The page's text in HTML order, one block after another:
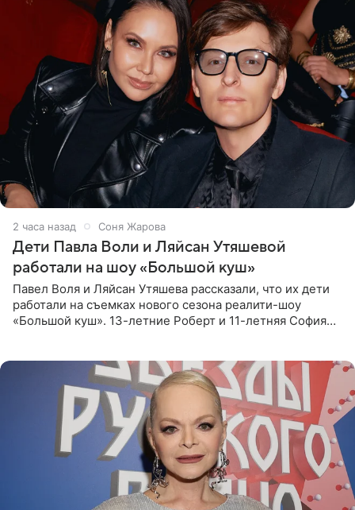
2 часа назад Соня Жарова
Дети Павла Воли и Ляйсан Утяшевой
работали на шоу «Большой куш»
Павел Воля и Ляйсан Утяшева рассказали, что их дети
работали на съемках нового сезона реалити-шоу
«Большой куш». 13-летние Роберт и 11-летняя София